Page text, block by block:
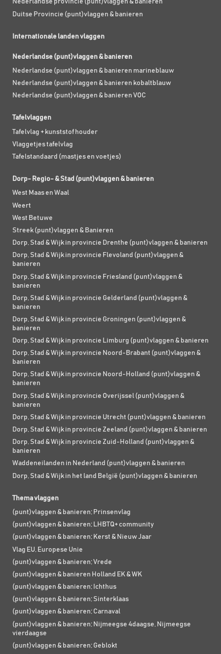
Nederlandse provincie (punt)vlaggen & banieren
Duitse Provincie (punt)vlaggen & banieren
Internationale landen vlaggen
Nederlandse (punt)vlaggen & banieren
Nederlandse (punt)vlaggen & banieren marineblauw
Nederlandse (punt)vlaggen & banieren kobaltblauw
Nederlandse (punt)vlaggen & banieren VOC
Tafelvlaggen
Tafelvlag + kunststof houder
Vlaggetjes tafelvlag
Tafelstandaard (mastjes en voetjes)
Dorp- Regio- & Stad (punt)vlaggen & banieren
West Maas en Waal
Weert
West Betuwe
Streek (punt)vlaggen & Banieren
Dorp, Stad & Wijk in provincie Drenthe (punt)vlaggen & banieren
Dorp, Stad & Wijk in provincie Flevoland (punt)vlaggen &
banieren
Dorp, Stad & Wijk in provincie Friesland (punt)vlaggen &
banieren
Dorp, Stad & Wijk in provincie Gelderland (punt)vlaggen &
banieren
Dorp, Stad & Wijk in provincie Groningen (punt)vlaggen &
banieren
Dorp, Stad & Wijk in provincie Limburg (punt)vlaggen & banieren
Dorp, Stad & Wijk in provincie Noord-Brabant (punt)vlaggen &
banieren
Dorp, Stad & Wijk in provincie Noord-Holland (punt)vlaggen &
banieren
Dorp, Stad & Wijk in provincie Overijssel (punt)vlaggen &
banieren
Dorp, Stad & Wijk in provincie Utrecht (punt)vlaggen & banieren
Dorp, Stad & Wijk in provincie Zeeland (punt)vlaggen & banieren
Dorp, Stad & Wijk in provincie Zuid-Holland (punt)vlaggen &
banieren
Waddeneilanden in Nederland (punt)vlaggen & banieren
Dorp, Stad & Wijk in het land België (punt)vlaggen & banieren
Thema vlaggen
(punt)vlaggen & banieren; Prinsenvlag
(punt)vlaggen & banieren; LHBTQ+ community
(punt)vlaggen & banieren; Kerst & Nieuw Jaar
Vlag EU, Europese Unie
(punt)vlaggen & banieren; Vrede
(punt)vlaggen & banieren Holland EK & WK
(punt)vlaggen & banieren; Ichthus
(punt)vlaggen & banieren; Sinterklaas
(punt)vlaggen & banieren; Carnaval
(punt)vlaggen & banieren; Nijmeegse 4daagse, Nijmeegse
vierdaagse
(punt)vlaggen & banieren; Geblokt